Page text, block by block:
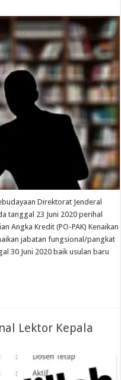
Direktorat Jenderal
tanggal 23 Juni 2020 perihal
Angka Kredit (PO-PAK) Kenaikan
jabatan fungsional/pangkat
30 Juni 2020 baik usulan baru
Lektor Kepala